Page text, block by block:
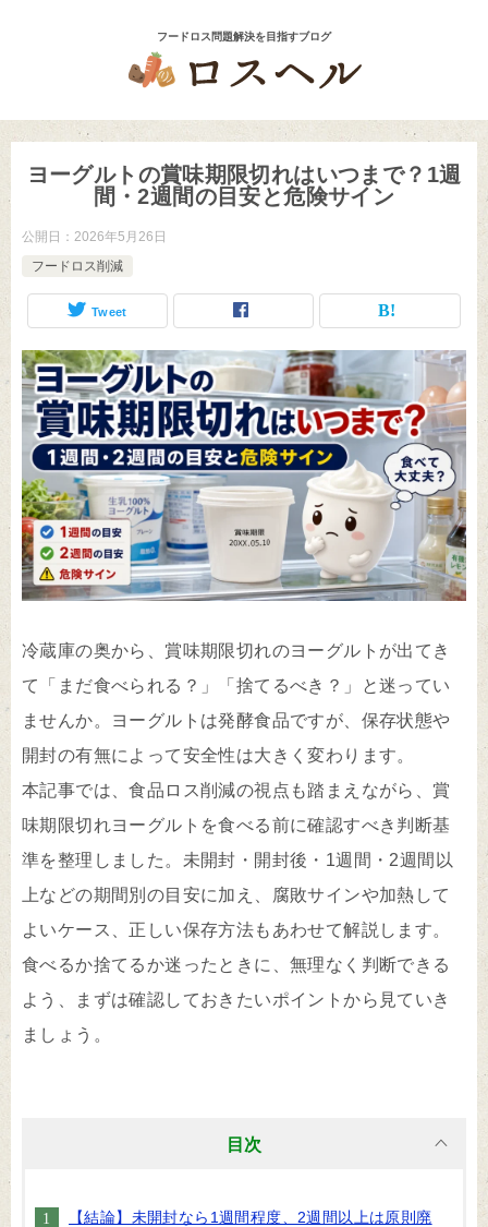
ヨーグルトの賞味期限切れはいつまで？1週
間・2週間の目安と危険サイン
公開日： 2026年5月26日
フードロス削減
Tweet
冷蔵庫の奥から、賞味期限切れのヨーグルトが出てき
て「まだ食べられる？」「捨てるべき？」と迷ってい
ませんか。ヨーグルトは発酵食品ですが、保存状態や
開封の有無によって安全性は大きく変わります。
本記事では、食品ロス削減の視点も踏まえながら、賞
味期限切れヨーグルトを食べる前に確認すべき判断基
準を整理しました。未開封・開封後・1週間・2週間以
上などの期間別の目安に加え、腐敗サインや加熱して
よいケース、正しい保存方法もあわせて解説します。
食べるか捨てるか迷ったときに、無理なく判断できる
よう、まずは確認しておきたいポイントから見ていき
ましょう。
目次
【結論】未開封なら1週間程度、2週間以上は原則廃